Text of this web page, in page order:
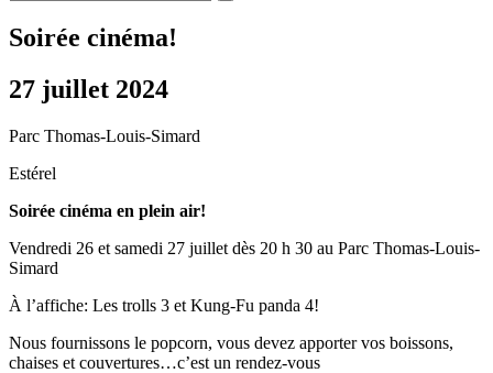
Soirée cinéma!
27 juillet 2024
Parc Thomas-Louis-Simard
Estérel
Soirée cinéma en plein air!
Vendredi 26 et samedi 27 juillet dès 20 h 30 au Parc Thomas-Louis-
Simard
À l’affiche: Les trolls 3 et Kung-Fu panda 4!
Nous fournissons le popcorn, vous devez apporter vos boissons,
chaises et couvertures…c’est un rendez-vous